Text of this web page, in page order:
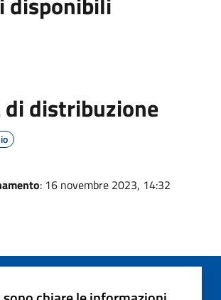
di distribuzione
: 16 novembre 2023, 14:32